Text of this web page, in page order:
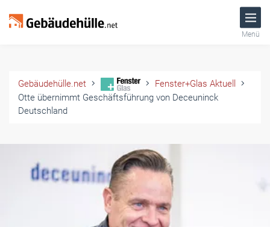
Menü
Gebäudehülle.net
Fenster+Glas Aktuell
Otte übernimmt Geschäftsführung von Deceuninck
Deutschland